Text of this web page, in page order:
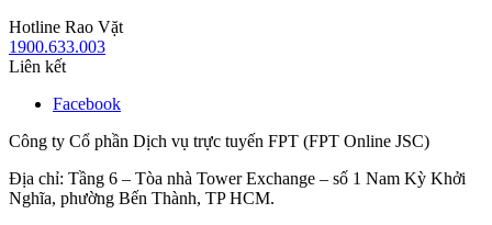
Hotline Rao Vặt
1900.633.003
Liên kết
Facebook
Công ty Cổ phần Dịch vụ trực tuyến FPT (FPT Online JSC)
Địa chỉ: Tầng 6 – Tòa nhà Tower Exchange – số 1 Nam Kỳ Khởi
Nghĩa, phường Bến Thành, TP HCM.